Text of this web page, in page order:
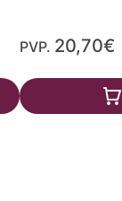
PVP. 20,70€